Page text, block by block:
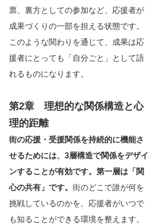
票、裏方としての参加など、応援者が
成果づくりの一部を担える状態です。
このような関わりを通じて、成果は応
援者にとっても「自分ごと」として語
れるものになります。
第2章　理想的な関係構造と心
理的距離
街の応援・受援関係を持続的に機能さ
せるためには、3層構造で関係をデザイ
ンすることが有効です。第一層は「関
心の共有」です。 街のどこで誰が何を
挑戦しているのかを、応援者がいつで
も知ることができる環境を整えます。